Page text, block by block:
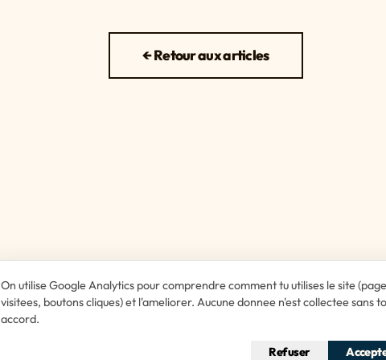
← Retour aux articles
On utilise Google Analytics pour comprendre comment tu utilises le site
visitees, boutons cliques) et l'ameliorer. Aucune donnee n'est collectee sans
accord.
Refuser